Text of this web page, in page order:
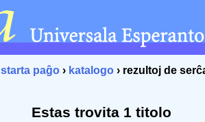
starta paĝo › katalogo › rezultoj de
Estas trovita 1 titolo